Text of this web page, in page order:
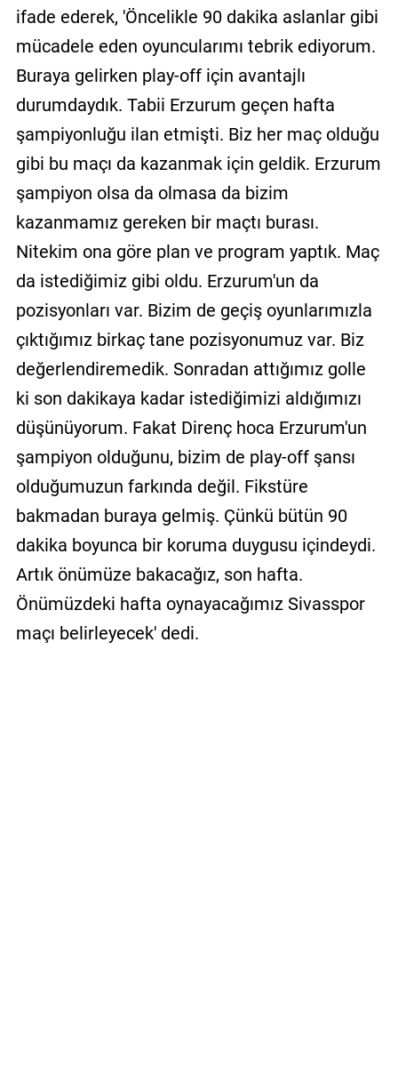
ifade ederek, 'Öncelikle 90 dakika aslanlar gibi
mücadele eden oyuncularımı tebrik ediyorum.
Buraya gelirken play-off için avantajlı
durumdaydık. Tabii Erzurum geçen hafta
şampiyonluğu ilan etmişti. Biz her maç olduğu
gibi bu maçı da kazanmak için geldik. Erzurum
şampiyon olsa da olmasa da bizim
kazanmamız gereken bir maçtı burası.
Nitekim ona göre plan ve program yaptık. Maç
da istediğimiz gibi oldu. Erzurum'un da
pozisyonları var. Bizim de geçiş oyunlarımızla
çıktığımız birkaç tane pozisyonumuz var. Biz
değerlendiremedik. Sonradan attığımız golle
ki son dakikaya kadar istediğimizi aldığımızı
düşünüyorum. Fakat Direnç hoca Erzurum'un
şampiyon olduğunu, bizim de play-off şansı
olduğumuzun farkında değil. Fikstüre
bakmadan buraya gelmiş. Çünkü bütün 90
dakika boyunca bir koruma duygusu içindeydi.
Artık önümüze bakacağız, son hafta.
Önümüzdeki hafta oynayacağımız Sivasspor
maçı belirleyecek' dedi.